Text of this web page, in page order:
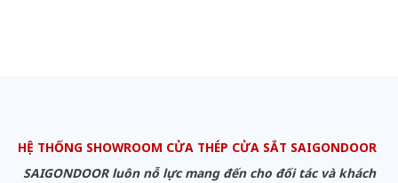
HỆ THỐNG SHOWROOM CỬA THÉP CỬA SẮT SAIGONDOOR
SAIGONDOOR luôn nỗ lực mang đến cho đối tác và khách